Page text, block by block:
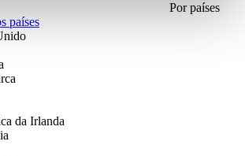
Por países
países
da Irlanda